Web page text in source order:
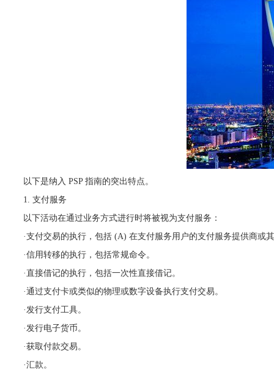
以下是纳入 PSP 指南的突出特点。
1. 支付服务
以下活动在通过业务方式进行时将被视为支付服务：
·支付交易的执行，包括 (A) 在支付服务用户的支付服务提供商
·信用转移的执行，包括常规命令。
·直接借记的执行，包括一次性直接借记。
·通过支付卡或类似的物理或数字设备执行支付交易。
·发行支付工具。
·发行电子货币。
·获取付款交易。
·汇款。